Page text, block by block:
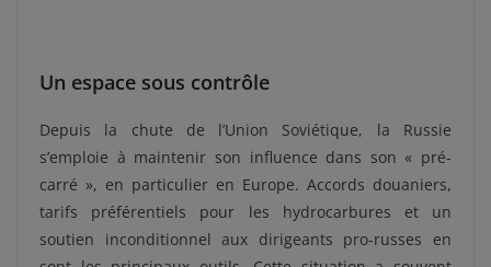
Un espace sous contrôle
Depuis la chute de l’Union Soviétique, la Russie
s’emploie à maintenir son influence dans son « pré-
carré », en particulier en Europe. Accords douaniers,
tarifs préférentiels pour les hydrocarbures et un
soutien inconditionnel aux dirigeants pro-russes en